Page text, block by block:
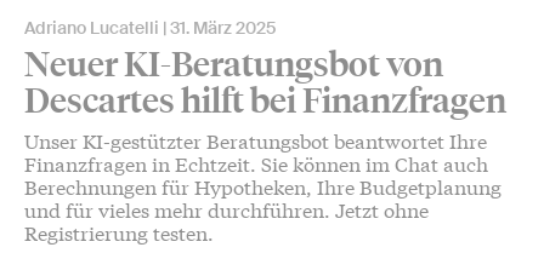
Adriano Lucatelli 31. März 2025
Neuer KI-Beratungsbot von
Descartes hilft bei Finanzfragen
Unser KI-gestützter Beratungsbot beantwortet Ihre
Finanzfragen in Echtzeit. Sie können im Chat auch
Berechnungen für Hypotheken, Ihre Budgetplanung
und für vieles mehr durchführen. Jetzt ohne
Registrierung testen.